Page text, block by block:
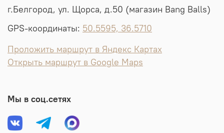
г.Белгород, ул. Щорса, д.50 (магазин Bang Balls)
GPS-координаты: 50.5595, 36.5710
Проложить маршрут в Яндекс Картах
Открыть маршрут в Google Maps
Мы в соц.сетях